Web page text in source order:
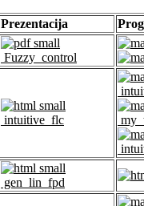
Prezentacija
Fuzzy_control
intuitive_flc
gen_lin_fpd